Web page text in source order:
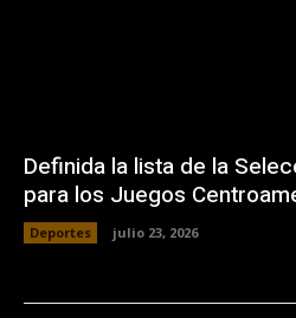
Definida la lista de la
para los Juegos
Deportes julio 23, 2026